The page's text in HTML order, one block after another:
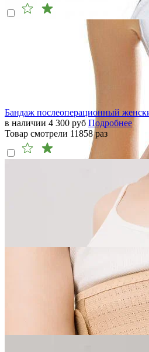
Бандаж послеоперационный
в наличии 4 300 руб Подробнее
Товар смотрели 11858раз